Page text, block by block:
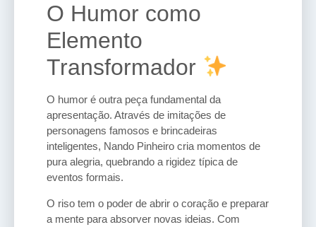
O Humor como
Elemento
Transformador
O humor é outra peça fundamental da
apresentação. Através de imitações de
personagens famosos e brincadeiras
inteligentes, Nando Pinheiro cria momentos de
pura alegria, quebrando a rigidez típica de
eventos formais.
O riso tem o poder de abrir o coração e preparar
a mente para absorver novas ideias. Com